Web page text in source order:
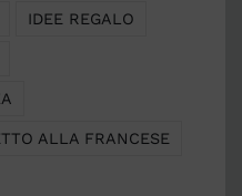
IDEE REGALO
ALLA FRANCESE